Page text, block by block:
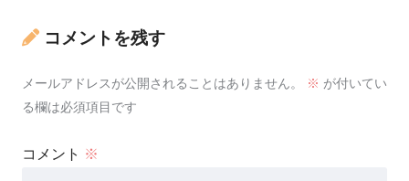
コメントを残す
メールアドレスが公開されることはありません。 ※ が付いてい
る欄は必須項目です
コメント ※